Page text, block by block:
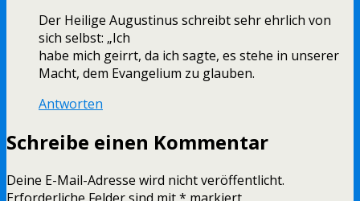
Der Heilige Augustinus schreibt sehr ehrlich von
sich selbst: „Ich
habe mich geirrt, da ich sagte, es stehe in unserer
Macht, dem Evangelium zu glauben.
Antworten
Schreibe einen Kommentar
Deine E-Mail-Adresse wird nicht veröffentlicht.